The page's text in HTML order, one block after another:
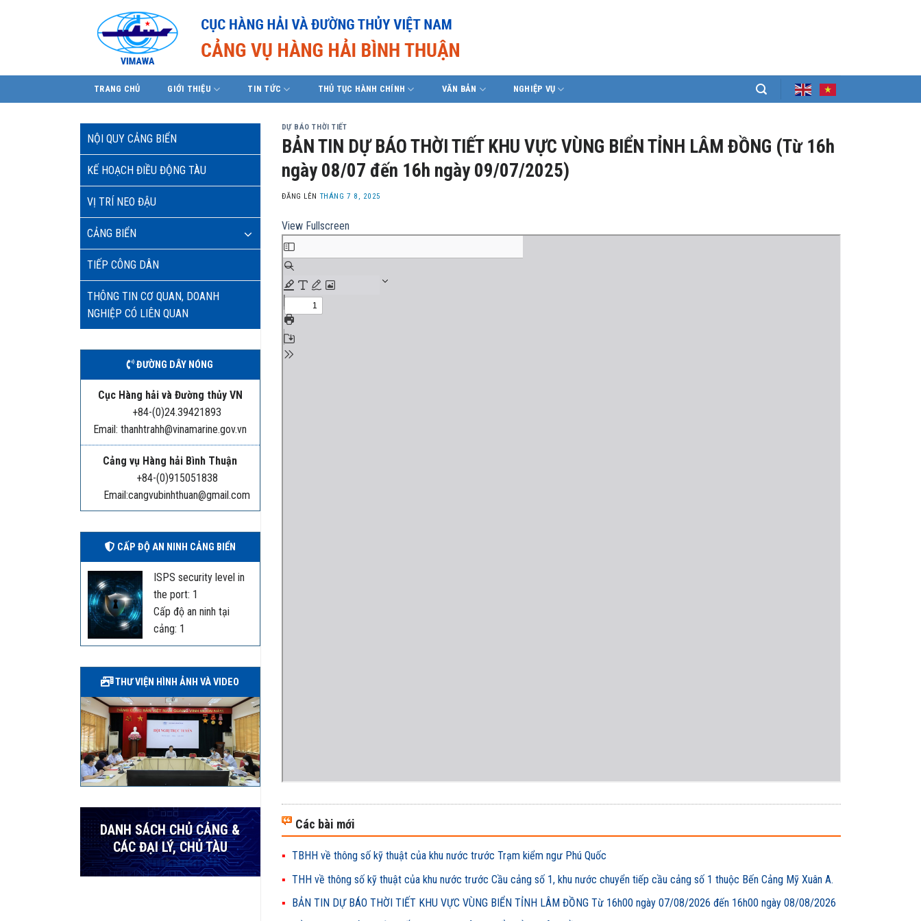
TRANG CHỦ GIỚI THIỆU TIN TỨC THỦ TỤC HÀNH CHÍNH VĂN BẢN NGHIỆP VỤ
NỘI QUY CẢNG BIỂN
KẾ HOẠCH ĐIỀU ĐỘNG TÀU
VỊ TRÍ NEO ĐẬU
CẢNG BIỂN
TIẾP CÔNG DÂN
THÔNG TIN CƠ QUAN, DOANH
NGHIỆP CÓ LIÊN QUAN
ĐƯỜNG DÂY NÓNG
Cục Hàng hải và Đường thủy VN
+84-(0)24.39421893
Email: thanhtrahh@vinamarine.gov.vn
Cảng vụ Hàng hải Bình Thuận
+84-(0)915051838
Email:cangvubinhthuan@gmail.com
CẤP ĐỘ AN NINH CẢNG BIỂN
ISPS security level in
the port: 1
Cấp độ an ninh tại
cảng: 1
THƯ VIỆN HÌNH ẢNH VÀ VIDEO
DANH SÁCH CHỦ CẢNG &
CÁC ĐẠI LÝ, CHỦ TÀU
DỰ BÁO THỜI TIẾT
BẢN TIN DỰ BÁO THỜI TIẾT KHU VỰC VÙNG BIỂN TỈNH LÂM ĐỒNG (Từ 16h
ngày 08/07 đến 16h ngày 09/07/2025)
ĐĂNG LÊN THÁNG 7 8, 2025
View Fullscreen
Các bài mới
TBHH về thông số kỹ thuật của khu nước trước Trạm kiểm ngư Phú Quốc
THH về thông số kỹ thuật của khu nước trước Cầu cảng số 1, khu nước chuyển tiếp cầu cảng số 1 thuộc Bến Cảng Mỹ Xuân A.
BẢN TIN DỰ BÁO THỜI TIẾT KHU VỰC VÙNG BIỂN TỈNH LÂM ĐỒNG Từ 16h00 ngày 07/08/2026 đến 16h00 ngày 08/08/2026